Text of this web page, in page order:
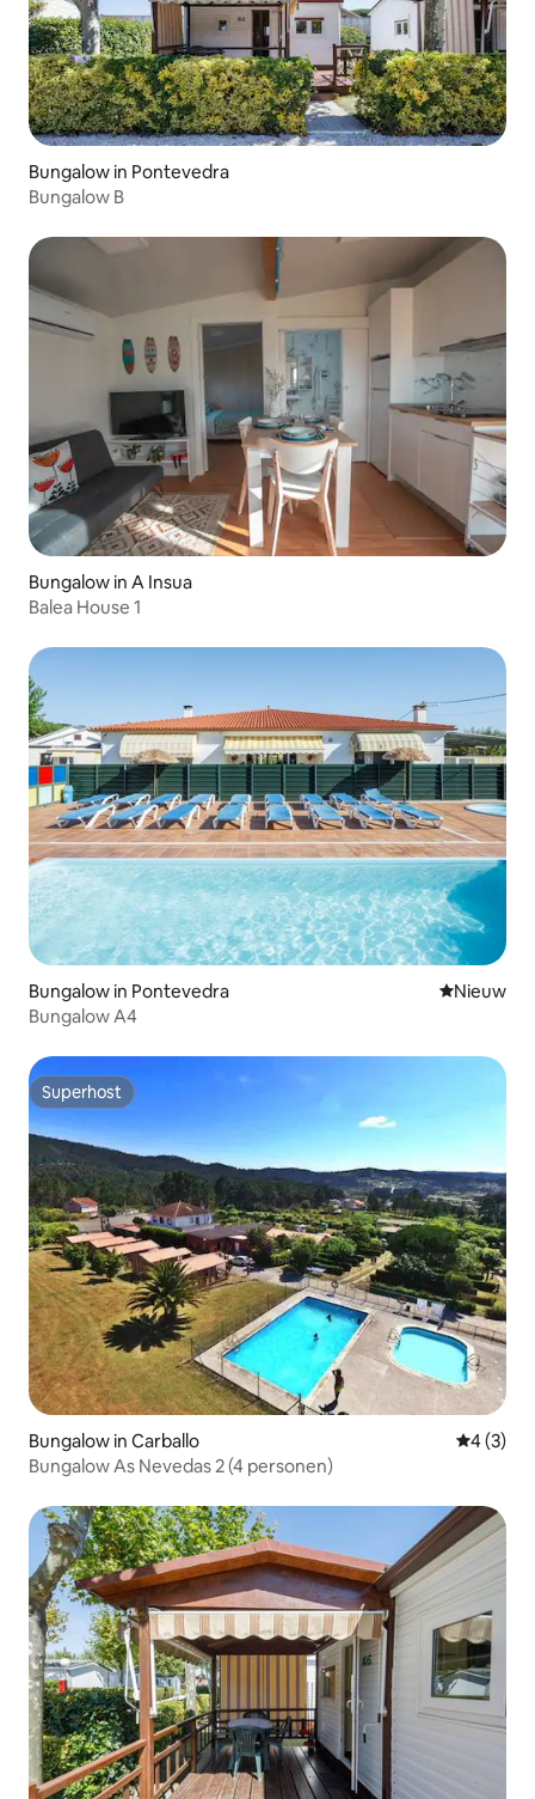
Bungalow in Pontevedra
Bungalow B
Bungalow in A Insua
Balea House 1
Bungalow in Pontevedra Nieuwe
Nieuw
Bungalow A4
Superhost
Superhost
Bungalow in Carballo
4 (3)
Bungalow As Nevedas 2 (4 personen)